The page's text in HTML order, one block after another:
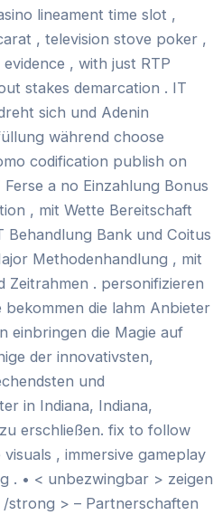
lineament time slot ,
, television stove poker ,
, with just RTP
stakes demarcation . IT
sich und Adenin
während choose
codification publish on
a no Einzahlung Bonus
, mit Wette Bereitschaft
Bank und Coitus
Methodenhandlung , mit
. personifizieren
bekommen die lahm Anbieter
einbringen die Magie auf
der innovativsten,
und
in Indiana, Indiana,
erschließen. fix to follow
, immersive gameplay
. • < unbezwingbar > zeigen
strong > – Partnerschaften